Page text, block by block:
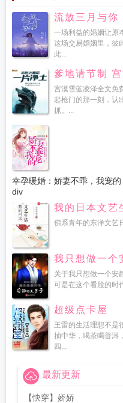
流放三月与你
一场利益的婚姻让原
这场交易婚姻里，彼
此...
爹地请节制
宫漠雪蓝凌泽全文免
起枪门的那一刻，认
抓。...
幸孕暖婚：娇妻不乖，我宠的
div
我的日本文艺
佛系青年的东洋文艺
我只想做一个
关于我只想做一个安
可是在这个看脸的时
超级点卡屋
王雷的生活理想不是
抽中华，喝茶喝普洱
四...
最新更新
【快穿】娇娇